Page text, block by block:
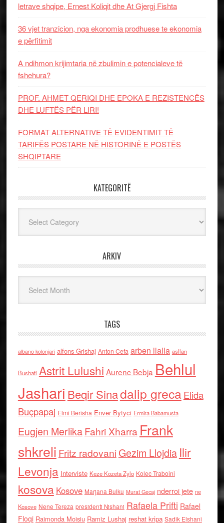
letrave shqipe, Ernest Koliqit dhe At Gjergj Fishta
36 vjet tranzicion, nga ekonomia prodhuese te ekonomia
e përfitimit
A ndihmon krijimtaria në zbulimin e potencialeve të
fshehura?
PROF. AHMET QERIQI DHE EPOKA E REZISTENCЁS
DHE LUFTЁS PЁR LIRI!
FORMAT ALTERNATIVE TË EVIDENTIMIT TË
TARIFËS POSTARE NË HISTORINË E POSTËS
SHQIPTARE
KATEGORITË
ARKIV
TAGS
albano kolonjari alfons Grishaj Anton Cefa arben llalla asllan
Bushati Astrit Lulushi Aurenc Bebja Behlul
Jashari Beqir Sinadalip grecaElida
Buçpapaj Elmi Berisha Enver Bytyci Ermira Babamusta
Eugjen MerlikaFahri Xharra Frank
shkreli Fritz radovaniGezim Llojdia Ilir
Levonja Interviste Keze Kozeta Zylo Kolec Traboini
kosova Kosove Marjana Bulku Murat Gecaj nderroi jete ne
Kosove Nene Tereza presidenti Nishani Rafaela Prifti Rafael
Floqi Raimonda Moisiu Ramiz Lushaj reshat kripa Sadik Elshani